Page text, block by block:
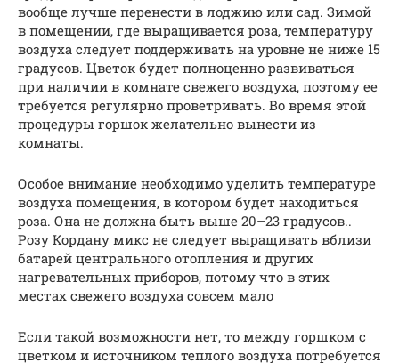
вообще лучше перенести в лоджию или сад. Зимой
в помещении, где выращивается роза, температуру
воздуха следует поддерживать на уровне не ниже 15
градусов. Цветок будет полноценно развиваться
при наличии в комнате свежего воздуха, поэтому ее
требуется регулярно проветривать. Во время этой
процедуры горшок желательно вынести из
комнаты.
Особое внимание необходимо уделить температуре
воздуха помещения, в котором будет находиться
роза. Она не должна быть выше 20–23 градусов..
Розу Кордану микс не следует выращивать вблизи
батарей центрального отопления и других
нагревательных приборов, потому что в этих
местах свежего воздуха совсем мало
Если такой возможности нет, то между горшком с
цветком и источником теплого воздуха потребуется